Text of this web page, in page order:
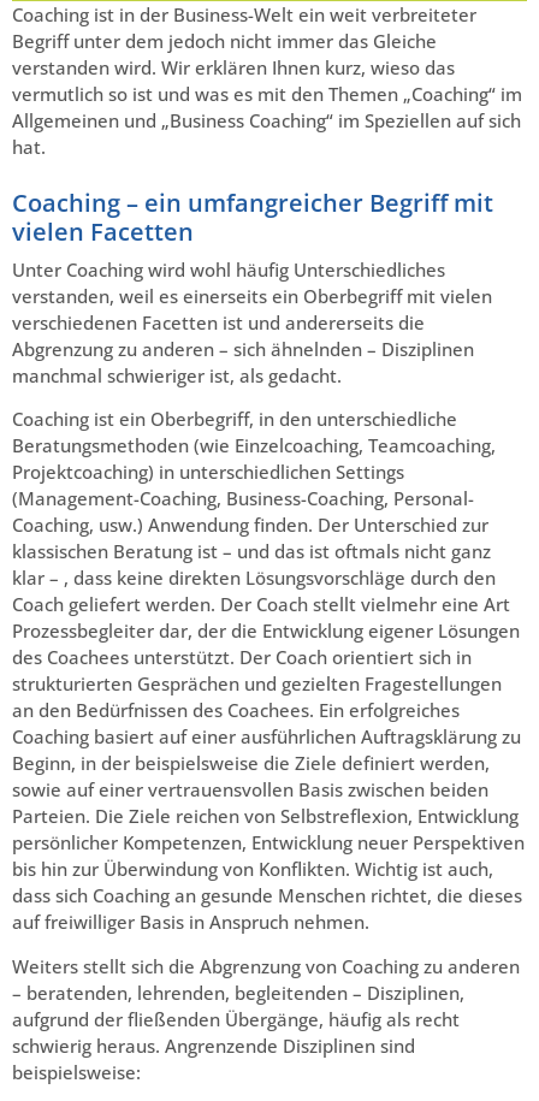
Coaching ist in der Business-Welt ein weit verbreiteter
Begriff unter dem jedoch nicht immer das Gleiche
verstanden wird. Wir erklären Ihnen kurz, wieso das
vermutlich so ist und was es mit den Themen „Coaching“ im
Allgemeinen und „Business Coaching“ im Speziellen auf sich
hat.
Coaching – ein umfangreicher Begriff mit
vielen Facetten
Unter Coaching wird wohl häufig Unterschiedliches
verstanden, weil es einerseits ein Oberbegriff mit vielen
verschiedenen Facetten ist und andererseits die
Abgrenzung zu anderen – sich ähnelnden – Disziplinen
manchmal schwieriger ist, als gedacht.
Coaching ist ein Oberbegriff, in den unterschiedliche
Beratungsmethoden (wie Einzelcoaching, Teamcoaching,
Projektcoaching) in unterschiedlichen Settings
(Management-Coaching, Business-Coaching, Personal-
Coaching, usw.) Anwendung finden. Der Unterschied zur
klassischen Beratung ist – und das ist oftmals nicht ganz
klar – , dass keine direkten Lösungsvorschläge durch den
Coach geliefert werden. Der Coach stellt vielmehr eine Art
Prozessbegleiter dar, der die Entwicklung eigener Lösungen
des Coachees unterstützt. Der Coach orientiert sich in
strukturierten Gesprächen und gezielten Fragestellungen
an den Bedürfnissen des Coachees. Ein erfolgreiches
Coaching basiert auf einer ausführlichen Auftragsklärung zu
Beginn, in der beispielsweise die Ziele definiert werden,
sowie auf einer vertrauensvollen Basis zwischen beiden
Parteien. Die Ziele reichen von Selbstreflexion, Entwicklung
persönlicher Kompetenzen, Entwicklung neuer Perspektiven
bis hin zur Überwindung von Konflikten. Wichtig ist auch,
dass sich Coaching an gesunde Menschen richtet, die dieses
auf freiwilliger Basis in Anspruch nehmen.
Weiters stellt sich die Abgrenzung von Coaching zu anderen
– beratenden, lehrenden, begleitenden – Disziplinen,
aufgrund der fließenden Übergänge, häufig als recht
schwierig heraus. Angrenzende Disziplinen sind
beispielsweise: